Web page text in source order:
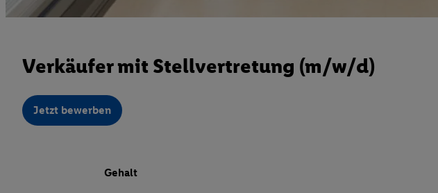
Verkäufer mit Stellvertretung (m/w/d)
Jetzt bewerben
Gehalt